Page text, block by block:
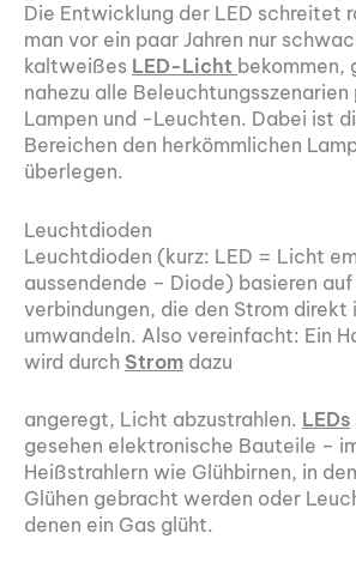
Die Entwicklung der LED schreitet
man vor ein paar Jahren nur
kaltweißes LED-Licht bekommen,
nahezu alle
Lampen und -Leuchten. Dabei ist
Bereichen den herkömmlichen
überlegen.
Leuchtdioden
Leuchtdioden (kurz: LED = Licht
aussendende – Diode) basieren
verbindungen, die den Strom direkt
umwandeln. Also vereinfacht: Ein
wird durch Strom dazu
angeregt, Licht abzustrahlen. LEDs
gesehen elektronische Bauteile –
Heißstrahlern wie Glühbirnen, in
Glühen gebracht werden oder
denen ein Gas glüht.